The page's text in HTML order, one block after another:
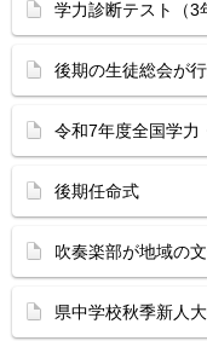
学力診断テスト（3
後期の生徒総会が
令和7年度全国学力
後期任命式
吹奏楽部が地域の
県中学校秋季新人